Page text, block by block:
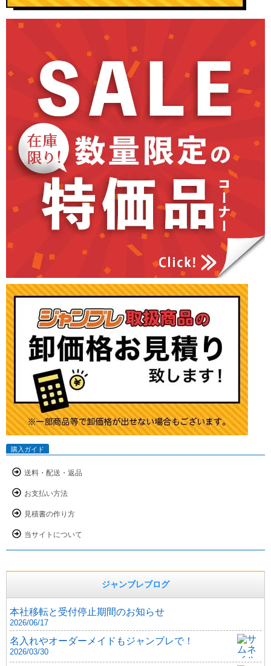
購入ガイド
送料・配送・返品
お支払い方法
見積書の作り方
当サイトについて
ジャンブレブログ
本社移転と受付停止期間のお知らせ
2026/06/17
名入れやオーダーメイドもジャンブレで！
2026/03/30